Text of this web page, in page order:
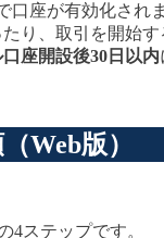
口座が有効化されま
り、取引を開始
座開設後30日以内
Web版）
4ステップです。